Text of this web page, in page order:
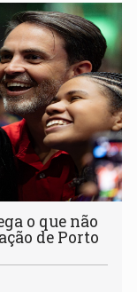
o que não
de Porto